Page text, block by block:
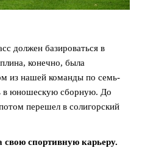
должен базироваться в
конечно, была
из нашей команды по семь-
в юношескую сборную. До
перешел в солигорский
спортивную карьеру.